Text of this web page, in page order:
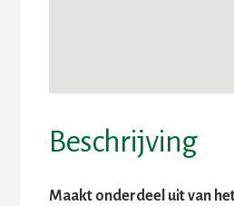
Beschrijving
Maakt onderdeel uit van